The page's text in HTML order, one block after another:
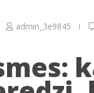
admin_3e9845